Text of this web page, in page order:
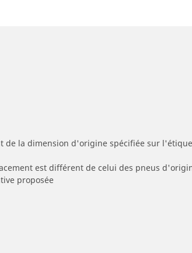
la dimension d'origine spécifiée sur
est différent de celui des pneus
proposée